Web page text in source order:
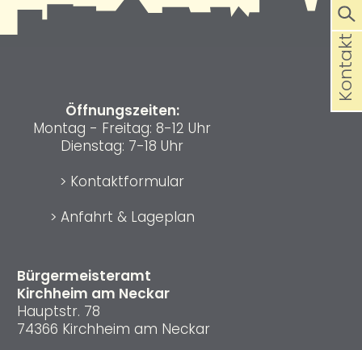
Bürgermeisteramt
Kirchheim am Neckar
Hauptstr. 78
74366 Kirchheim am Neckar
Öffnungszeiten:
Montag - Freitag: 8-12 Uhr
Dienstag: 7-18 Uhr
> Kontaktformular
> Anfahrt & Lageplan
Kontakt